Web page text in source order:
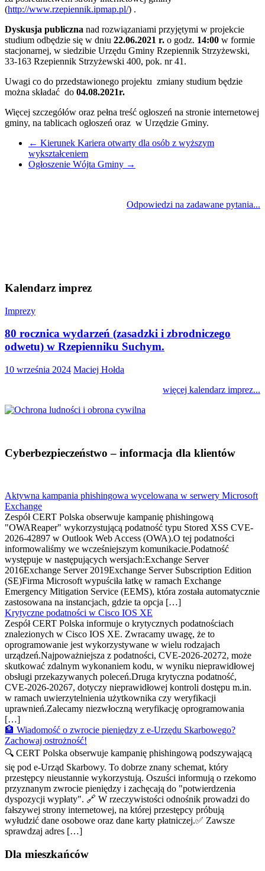
(http://www.rzepiennik.ipmap.pl/) .
Dyskusja publiczna nad rozwiązaniami przyjętymi w projekcie
studium odbędzie się w dniu 22.06.2021 r. o godz. 14:00 w formie
stacjonarnej, w siedzibie Urzędu Gminy Rzepiennik Strzyżewski,
33-163 Rzepiennik Strzyżewski 400, pok. nr 41.
Uwagi co do przedstawionego projektu zmiany studium będzie
można składać do 04.08.2021r.
Więcej szczegółów oraz pełna treść ogłoszeń na stronie internetowej
gminy, na tablicach ogłoszeń oraz w Urzędzie Gminy.
← Kierunek Kariera otwarty dla osób z wyższym
wykształceniem
Ogłoszenie Wójta Gminy →
Odpowiedzi na zadawane pytania...
Kalendarz imprez
Imprezy
80 rocznica wydarzeń (zasadzki i zbrodniczego
odwetu) w Rzepienniku Suchym.
10 września 2024 Maciej Hołda
więcej kalendarz imprez...
Cyberbezpieczeństwo – informacja dla klientów
Aktywna kampania phishingowa wycelowana w serwery Microsoft
Exchange
Zespół CERT Polska obserwuje kampanię phishingową
"OWAReaper" wykorzystującą podatność typu Stored XSS CVE-
2026-42897 w Outlook Web Access (OWA).O tej podatności
informowaliśmy we wcześniejszym komunikacie.Podatność
występuje w następujących wersjach:Exchange Server
2016Exchange Server 2019Exchange Server Subscription Edition
(SE)Firma Microsoft wypuściła łatkę w ramach Exchange
Emergency Mitigation Service (EEMS), która została automatycznie
zastosowana na instancjach, gdzie ta opcja […]
Krytyczne podatności w Cisco IOS XE
Zespół CERT Polska informuje o krytycznych podatnościach
znalezionych w Cisco IOS XE. Zwracamy uwagę, że to
oprogramowanie jest wykorzystywane w wielu rodzajach
urządzeń.Najpoważniejsza z podatności, CVE-2026-20272, może
skutkować zdalnym wykonaniem kodu, w wyniku nieprawidłowej
obsługi przekazywanych poleceń.Druga krytyczna podatność,
CVE-2026-20267, dotyczy nieprawidłowej kontroli dostępu m.in.
w ramach uwierzytelnienia użytkownika czy weryfikacji
uprawnień.Zalecamy niezwłoczną weryfikację oprogramowania
[…]
🏦 Wiadomość o zwrocie pieniędzy z e-Urzędu Skarbowego?
Zachowaj ostrożność!
🔍 CERT Polska obserwuje kampanię phishingową podszywającą
się pod e-Urząd Skarbowy. To dobrze znany schemat, który
przestępcy nieustannie wykorzystują. Oszuści informują o rzekomo
przyznanym zwrocie pieniędzy i zachęcają do "potwierdzenia
dyspozycji wypłaty". 🔗 W rzeczywistości odnośnik prowadzi do
fałszywej strony internetowej, na której przestępcy próbują
wyłudzić dane osobowe oraz dane karty płatniczej.✅ Zawsze
sprawdzaj adres […]
Dla mieszkańców